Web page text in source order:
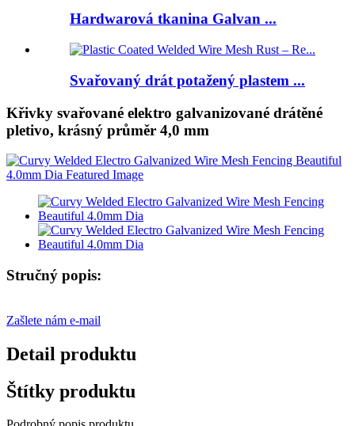
Hardwarová tkanina Galvan ...
Svařovaný drát potažený plastem ...
Křivky svařované elektro galvanizované drátěné
pletivo, krásný průměr 4,0 mm
Stručný popis:
Zašlete nám e-mail
Detail produktu
Štítky produktu